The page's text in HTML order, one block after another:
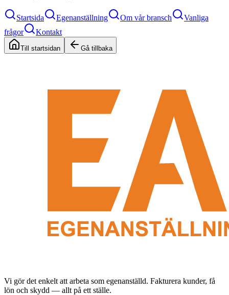
Startsida Egenanställning Om vår bransch
Vanliga
frågor
Kontakt
Till startsidan Gå tillbaka
Vi gör det enkelt att arbeta som egenanställd. Fakturera kunder, få
lön och skydd — allt på ett ställe.